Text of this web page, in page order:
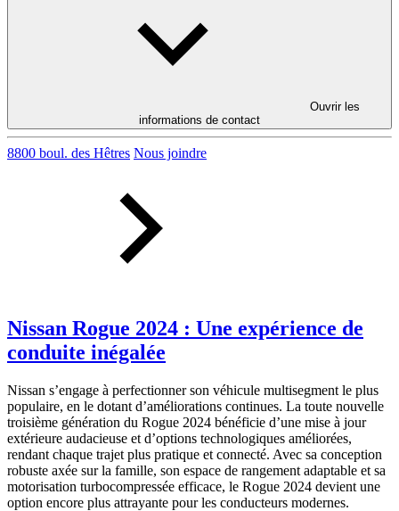
Ouvrir les
informations de contact
8800 boul. des Hêtres Nous joindre
Nissan Rogue 2024 : Une expérience de
conduite inégalée
Nissan s’engage à perfectionner son véhicule multisegment le plus
populaire, en le dotant d’améliorations continues. La toute nouvelle
troisième génération du Rogue 2024 bénéficie d’une mise à jour
extérieure audacieuse et d’options technologiques améliorées,
rendant chaque trajet plus pratique et connecté. Avec sa conception
robuste axée sur la famille, son espace de rangement adaptable et sa
motorisation turbocompressée efficace, le Rogue 2024 devient une
option encore plus attrayante pour les conducteurs modernes.